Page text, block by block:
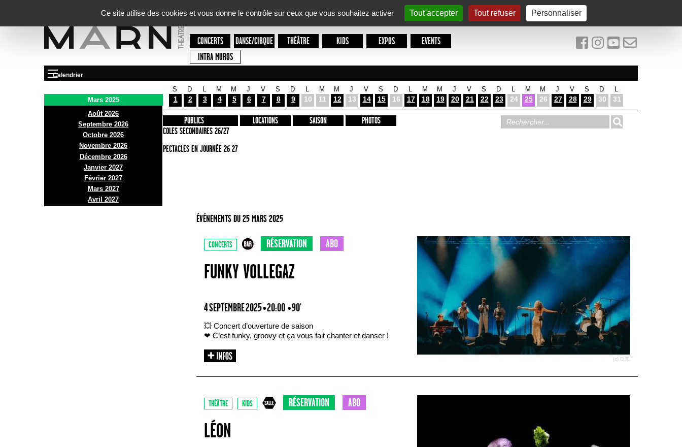
Ce site utilise des cookies et vous donne le contrôle sur ceux que vous souhaitez activer
Tout accepter Tout refuser Personnaliser
CONCERTS DANSE/CIRQUE THÉÂTRE KIDS EXPOS
EVENTS
INTRA MUROS
Calendrier
Mars 2025
Août 2026
Septembre 2026
Octobre 2026
Novembre 2026
Décembre 2026
Janvier 2027
Février 2027
Mars 2027
Avril 2027
S
1
D
2 3
M
4
M
5
J
6
V
7
S
8
D
9 10
M
11
M
12
J
13
V
14
S
15
D
16 17
M
18
M
19
J
20
V
21
S
22
D
23 24
M
25
M
26
J
27
V
28
S
29
D
30 31
PRÉSENTATION
INFOS PRATIQUES
ACCES
BAR ET BISTRO
BILLETTERIE
PUBLICS
ECOLES SECONDAIRES 26/27
SPECTACLES EN JOURNÉE 26 27
LOCATIONS SAISON PHOTOS
ÉVÉNEMENTS DU 25 MARS 2025
(c) D.R.
CONCERTS RÉSERVATION ABO
FUNKY VOLLEGAZ
4 SEPTEMBRE 2025 • 20:00 • 90'
💥 Concert d’ouverture de saison
❤ C’est funky, groovy et ça vous fait chanter et danser !
THÉÂTRE KIDS RÉSERVATION ABO
LÉON